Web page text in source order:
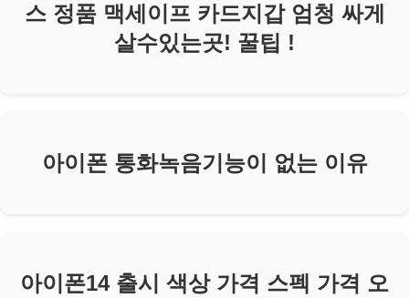
스 정품 맥세이프 카드지갑 엄청 싸게
살수있는곳! 꿀팁 !
아이폰 통화녹음기능이 없는 이유
아이폰14 출시 색상 가격 스펙 가격 오